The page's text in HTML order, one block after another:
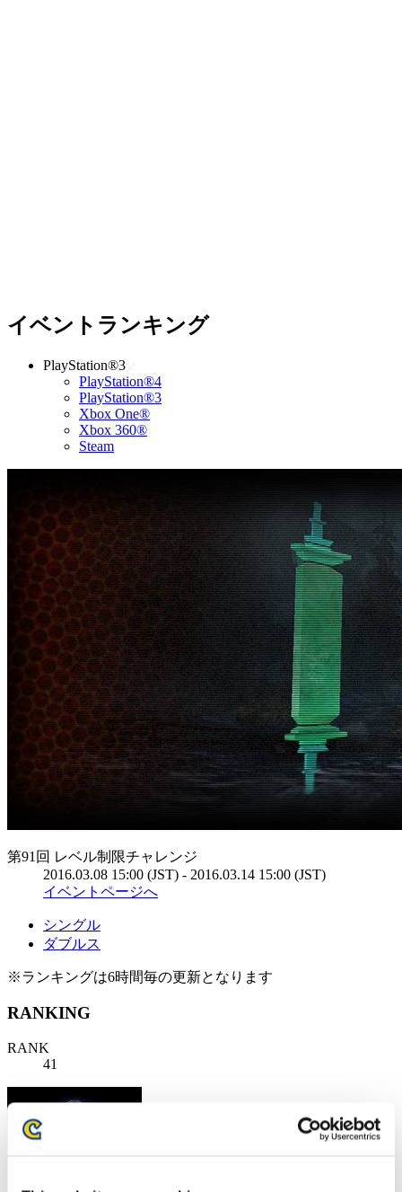
イベントランキング
PlayStation®3
PlayStation®4
PlayStation®3
Xbox One®
Xbox 360®
Steam
第91回 レベル制限チャレンジ
2016.03.08 15:00 (JST) - 2016.03.14 15:00 (JST)
イベントページへ
シングル
ダブルス
※ランキングは6時間毎の更新となります
RANKING
RANK
41